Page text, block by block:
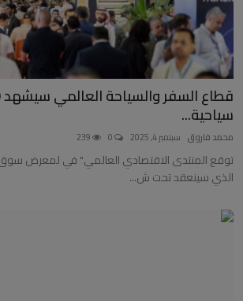
سياحية...
محمد فاروق سبتمبر 4, 2025
الذي سينعقد تحت ش...